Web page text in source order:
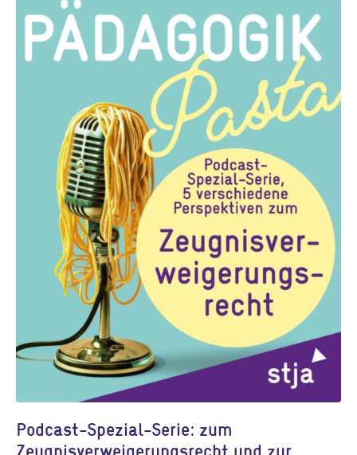
Podcast-Spezial-Serie: zum
Zeugnisverweigerungsrecht und zur